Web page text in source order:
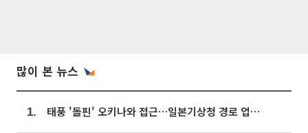
많이 본 뉴스
1. 태풍 '돌핀' 오키나와 접근…일본기상청 경로 업데이트